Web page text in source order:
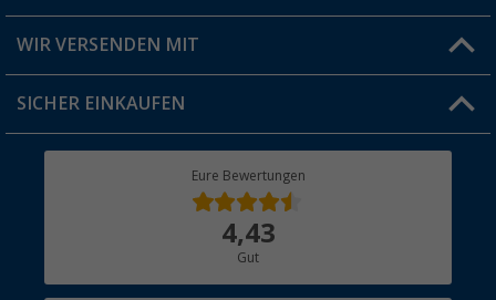
Jobs & Karriere
Versandinformationen
Rücksendung
WIR VERSENDEN MIT
SICHER EINKAUFEN
Eure Bewertungen
4,43
Gut